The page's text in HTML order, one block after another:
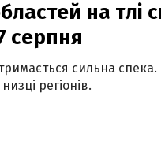
на тлі
серпня
сильна
регіонів.